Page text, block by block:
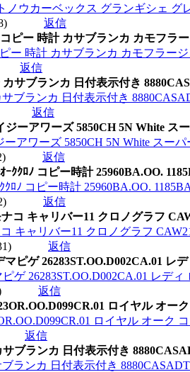
ウカーベックス グランギシェ グ
返信
ピー 時計 カサブランカ カモフラ
ー 時計 カサブランカ カモフラー
返信
サブランカ 日付表示付き
ブランカ 日付表示付き
返信
ーアワーズ 5850CH 5N White ス
アワーズ 5850CH 5N White スーパ
返信
ｸｸﾛﾉ コピー時計 25960BA.OO.
ﾛﾉ コピー時計 25960BA.OO.
返信
コ キャリバー11 クロノグラフ
キャリバー11 クロノグラフ
返信
ピゲ 26283ST.OO.D002CA.01 レ
ゲ 26283ST.OO.D002CA.01 レデ
返信
ロイヤル オー
ロイヤル オーク
返信
ブランカ 日付表示付き
ランカ 日付表示付き 8880CASADT